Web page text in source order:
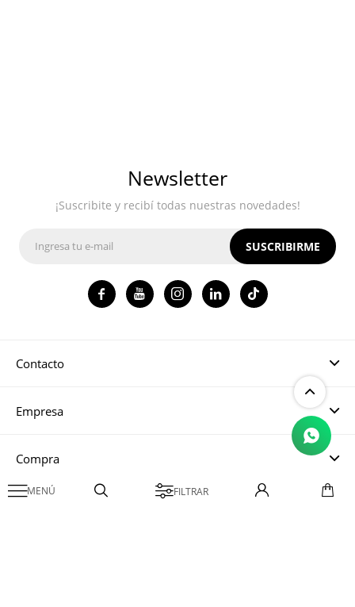

Contacto
Empresa
Compra
Newsletter
¡Suscribite y recibí todas nuestras novedades!
SUSCRIBIRME
   